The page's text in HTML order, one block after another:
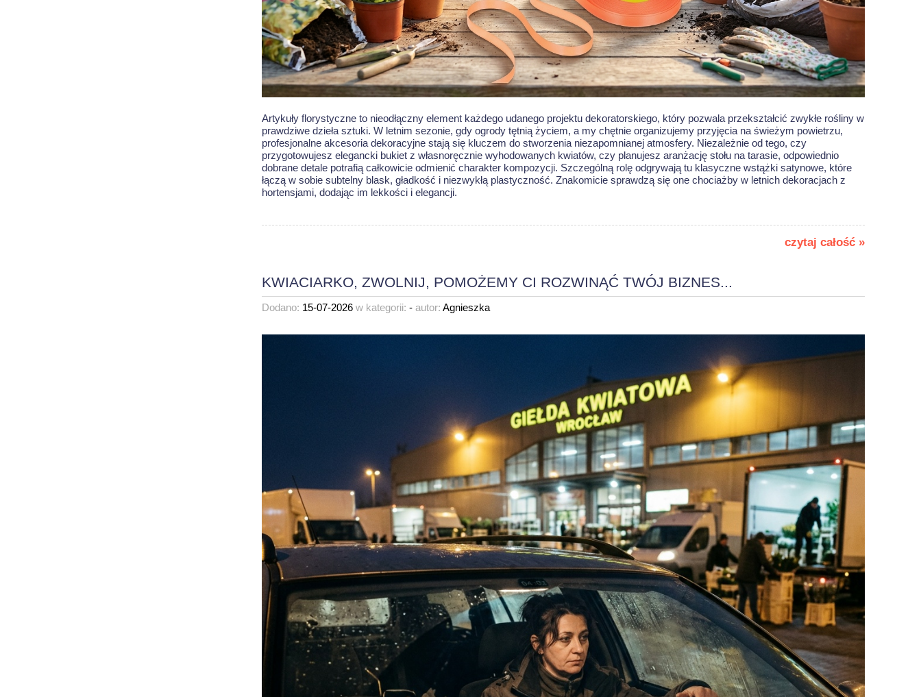
Artykuły florystyczne to nieodłączny element każdego udanego projektu dekoratorskiego, który pozwala przekształcić zwykłe rośliny w
prawdziwe dzieła sztuki. W letnim sezonie, gdy ogrody tętnią życiem, a my chętnie organizujemy przyjęcia na świeżym powietrzu,
profesjonalne akcesoria dekoracyjne stają się kluczem do stworzenia niezapomnianej atmosfery. Niezależnie od tego, czy
przygotowujesz elegancki bukiet z własnoręcznie wyhodowanych kwiatów, czy planujesz aranżację stołu na tarasie, odpowiednio
dobrane detale potrafią całkowicie odmienić charakter kompozycji. Szczególną rolę odgrywają tu klasyczne wstążki satynowe, które
łączą w sobie subtelny blask, gładkość i niezwykłą plastyczność. Znakomicie sprawdzą się one chociażby w letnich dekoracjach z
hortensjami, dodając im lekkości i elegancji.
czytaj całość »
KWIACIARKO, ZWOLNIJ, POMOŻEMY CI ROZWINĄĆ TWÓJ BIZNES...
Dodano: 15-07-2026 w kategorii: - autor: Agnieszka